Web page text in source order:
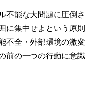
不能な大問題に圧倒さ
に集中せよという原則
不全・外部環境の激変
前の一つの行動に意識